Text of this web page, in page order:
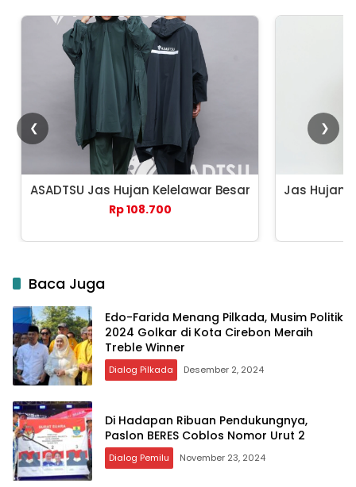
❮
ASADTSU Jas Hujan Kelelawar Besar
Rp 108.700
Jas Hujan
❯
Baca Juga
Edo-Farida Menang Pilkada, Musim Politik
2024 Golkar di Kota Cirebon Meraih
Treble Winner
Dialog Pilkada Desember 2, 2024
Di Hadapan Ribuan Pendukungnya,
Paslon BERES Coblos Nomor Urut 2
Dialog Pemilu November 23, 2024